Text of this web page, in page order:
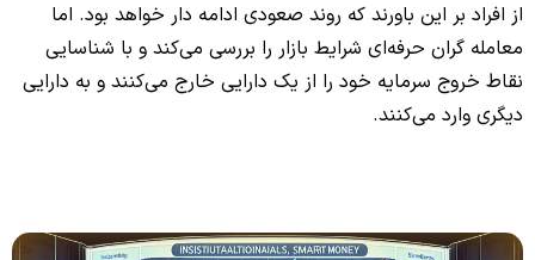
از افراد بر این باورند که روند صعودی ادامه دار خواهد بود. اما
معامله گران حرفه‌ای شرایط بازار را بررسی می‌کند و با شناسایی
نقاط خروج سرمایه خود را از یک دارایی خارج می‌کنند و به دارایی
دیگری وارد می‌کنند.